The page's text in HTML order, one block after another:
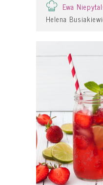
Ewa
Helena